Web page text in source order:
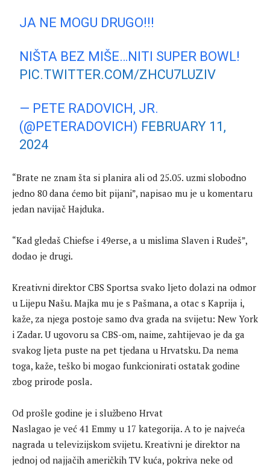
JA NE MOGU DRUGO!!!
NIŠTA BEZ MIŠE…NITI SUPER BOWL!
PIC.TWITTER.COM/ZHCU7LUZIV
— PETE RADOVICH, JR.
(@PETERADOVICH) FEBRUARY 11,
2024
“Brate ne znam šta si planira ali od 25.05. uzmi slobodno
jedno 80 dana ćemo bit pijani”, napisao mu je u komentaru
jedan navijač Hajduka.
“Kad gledaš Chiefse i 49erse, a u mislima Slaven i Rudeš”,
dodao je drugi.
Kreativni direktor CBS Sportsa svako ljeto dolazi na odmor
u Lijepu Našu. Majka mu je s Pašmana, a otac s Kaprija i,
kaže, za njega postoje samo dva grada na svijetu: New York
i Zadar. U ugovoru sa CBS-om, naime, zahtijevao je da ga
svakog ljeta puste na pet tjedana u Hrvatsku. Da nema
toga, kaže, teško bi mogao funkcionirati ostatak godine
zbog prirode posla.
Od prošle godine je i službeno Hrvat
Naslagao je već 41 Emmy u 17 kategorija. A to je najveća
nagrada u televizijskom svijetu. Kreativni je direktor na
jednoj od najjačih američkih TV kuća, pokriva neke od